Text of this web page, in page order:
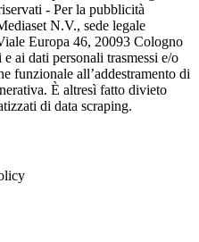
- Per la pubblicità
N.V., sede legale
Europa 46, 20093 Cologno
ai dati personali trasmessi e/o
funzionale all’addestramento di
È altresì fatto divieto
di data scraping.